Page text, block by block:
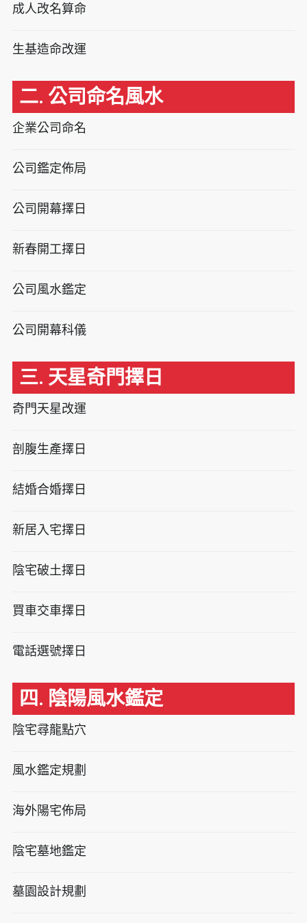
成人改名算命
生基造命改運
二. 公司命名風水
企業公司命名
公司鑑定佈局
公司開幕擇日
新春開工擇日
公司風水鑑定
公司開幕科儀
三. 天星奇門擇日
奇門天星改運
剖腹生產擇日
結婚合婚擇日
新居入宅擇日
陰宅破土擇日
買車交車擇日
電話選號擇日
四. 陰陽風水鑑定
陰宅尋龍點穴
風水鑑定規劃
海外陽宅佈局
陰宅墓地鑑定
墓園設計規劃